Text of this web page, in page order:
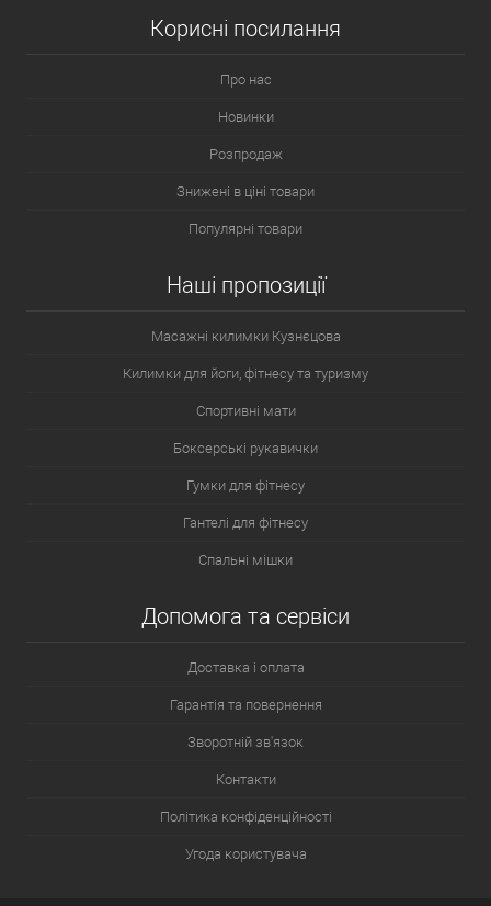
Корисні посилання
Про нас
Новинки
Розпродаж
Знижені в ціні товари
Популярні товари
Наші пропозиції
Масажні килимки Кузнєцова
Килимки для йоги, фітнесу та туризму
Спортивні мати
Боксерські рукавички
Гумки для фітнесу
Гантелі для фітнесу
Спальні мішки
Допомога та сервіси
Доставка і оплата
Гарантія та повернення
Зворотній зв'язок
Контакти
Політика конфіденційності
Угода користувача